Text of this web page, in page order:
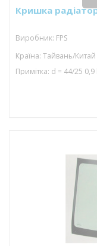
Кришка
Виробник: FPS
Країна: Тайвань/Китай
Примітка: d = 44/25